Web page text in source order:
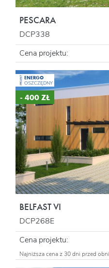
PESCARA
DCP338
Cena projektu:
PROJEKT ENERGO
OSZCZĘDNY
- 400 ZŁ
BELFAST VI
DCP268E
Cena projektu:
Najniższa cena z 30 dni przed